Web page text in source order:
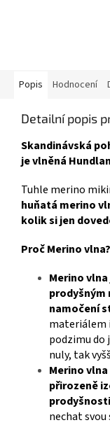
Popis Hodnocení
Detailní popis
Skandinávská
je vlněná
Tuhle merino
huňatá merino
kolik si jen
Proč Merino vlna?
Merino
prodyšným
namočení
materiálem
podzimu do
nuly, tak
Merino
přirozeně
nechat